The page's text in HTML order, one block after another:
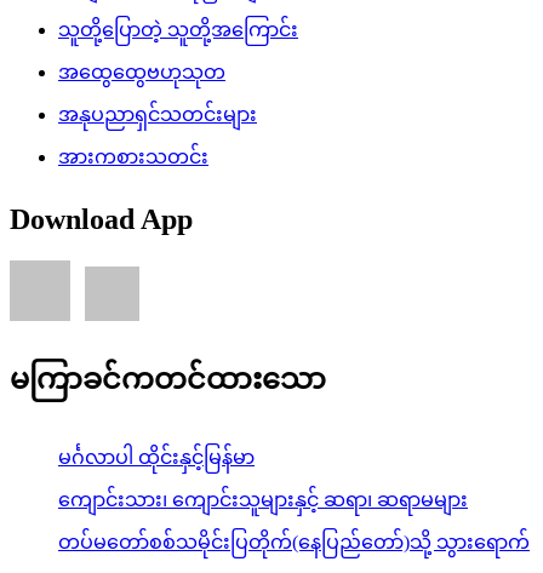
သူတို့ပြောတဲ့ သူတို့အကြောင်း
အထွေထွေဗဟုသုတ
အနုပညာရှင်သတင်းများ
အားကစားသတင်း
Download App
မကြာခင်ကတင်ထားသော
မင်္ဂလာပါ ထိုင်းနှင့်မြန်မာ
ကျောင်းသား၊ ကျောင်းသူများနှင့် ဆရာ၊ ဆရာမများ
တပ်မတော်စစ်သမိုင်းပြတိုက်(နေပြည်တော်)သို့ သွားရောက်